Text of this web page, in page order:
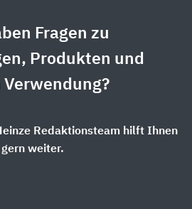
Fragen zu
Produkten und
Verwendung?
Redaktionsteam hilft Ihnen
gern weiter.